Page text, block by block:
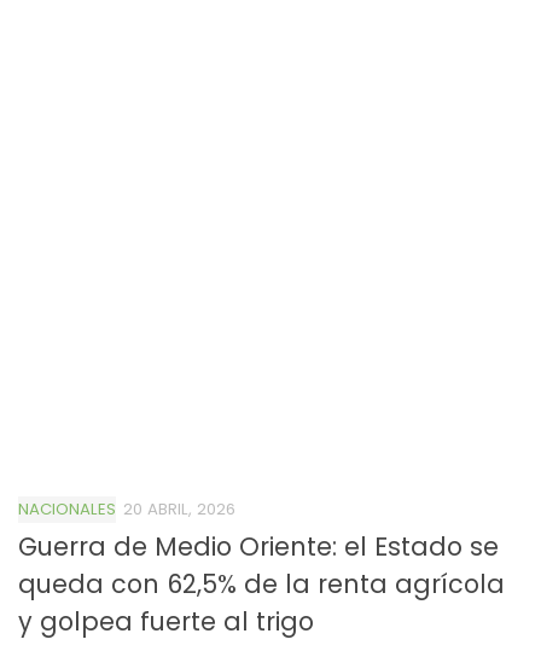
NACIONALES 20 ABRIL, 2026
Guerra de Medio Oriente: el Estado se
queda con 62,5% de la renta agrícola
y golpea fuerte al trigo